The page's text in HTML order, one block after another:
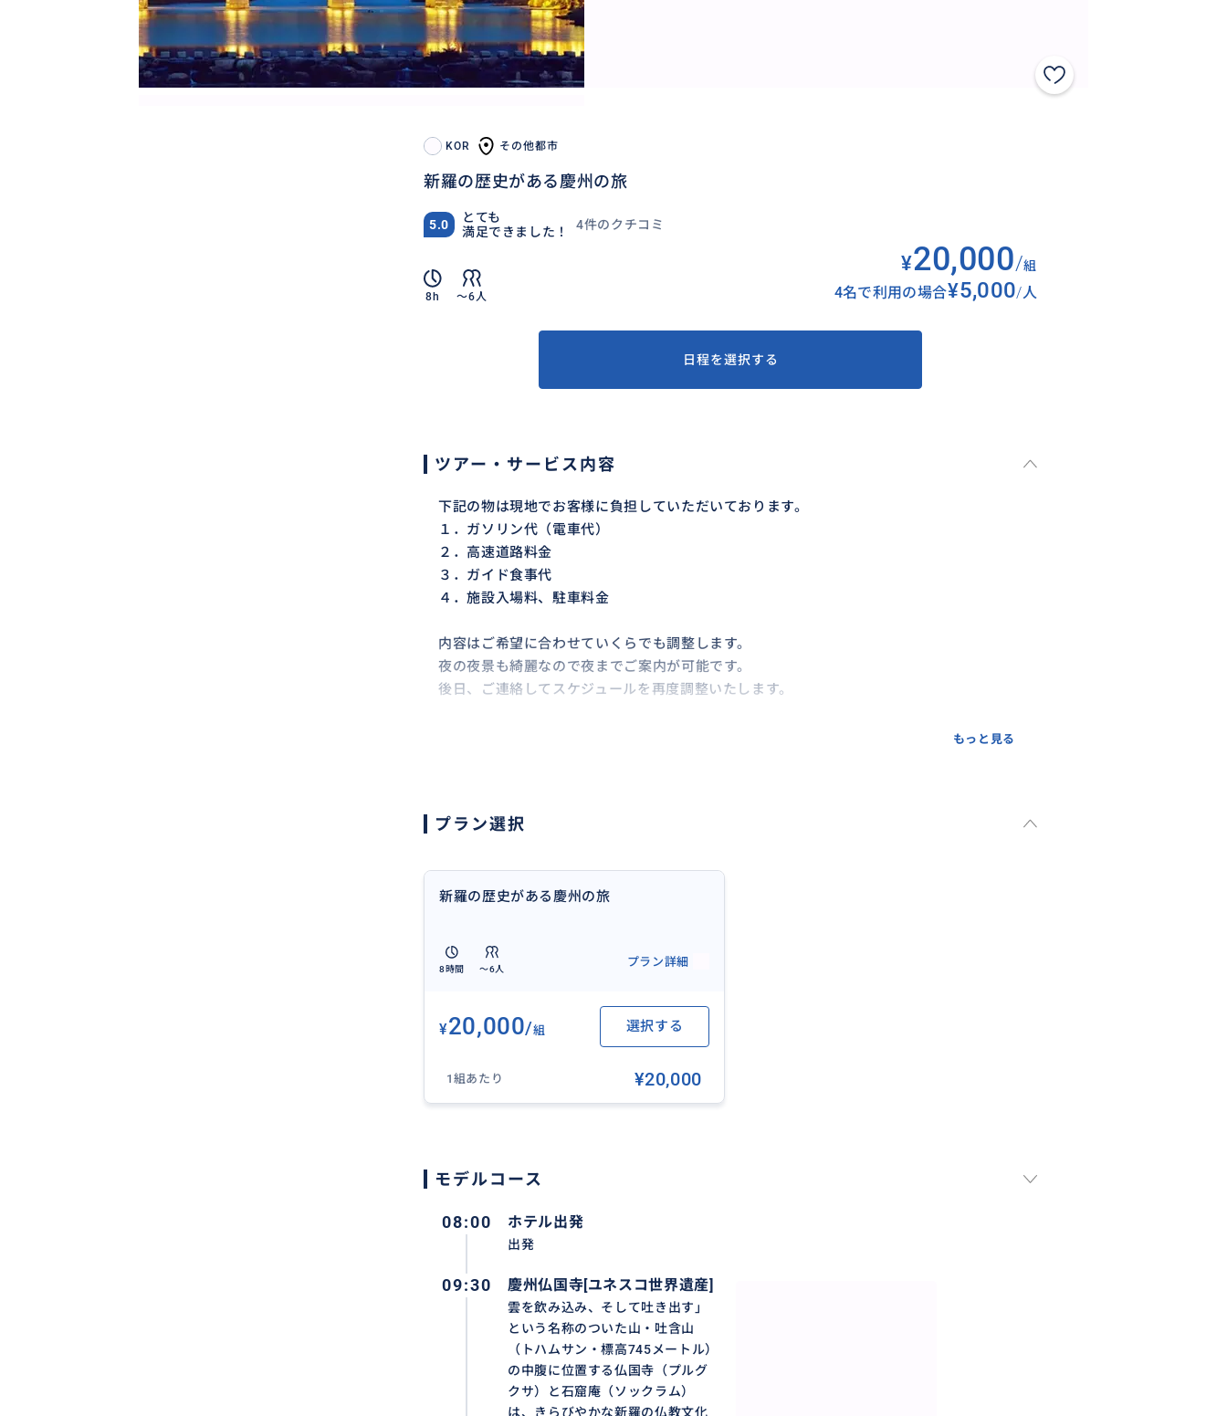
KOR その他都市
新羅の歴史がある慶州の旅
5.0
とても
満足できました！
4件のクチコミ
8h 〜6人
¥20,000/組
4名で利用の場合 ¥5,000/人
日程を選択する
ツアー・サービス内容
下記の物は現地でお客様に負担していただいております。
１．ガソリン代（電車代）
２．高速道路料金
３．ガイド食事代
４．施設入場料、駐車料金
内容はご希望に合わせていくらでも調整します。
夜の夜景も綺麗なので夜までご案内が可能です。
後日、ご連絡してスケジュールを再度調整いたします。
もっと見る
プラン選択
新羅の歴史がある慶州の旅
8時間 〜6人
プラン詳細
¥20,000/組 選択する
1組あたり ¥20,000
モデルコース
08:00 ホテル出発
出発
09:30 慶州仏国寺[ユネスコ世界遺産]
雲を飲み込み、そして吐き出す」
という名称のついた山・吐含山
（トハムサン・標高745メートル）
の中腹に位置する仏国寺（プルグ
クサ）と石窟庵（ソックラム）
は、きらびやかな新羅の仏教文化